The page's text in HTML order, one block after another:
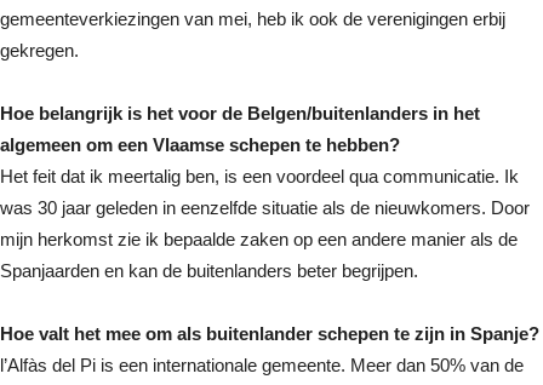
gemeenteverkiezingen van mei, heb ik ook de verenigingen erbij
gekregen.
Hoe belangrijk is het voor de Belgen/buitenlanders in het
algemeen om een Vlaamse schepen te hebben?
Het feit dat ik meertalig ben, is een voordeel qua communicatie. Ik
was 30 jaar geleden in eenzelfde situatie als de nieuwkomers. Door
mijn herkomst zie ik bepaalde zaken op een andere manier als de
Spanjaarden en kan de buitenlanders beter begrijpen.
Hoe valt het mee om als buitenlander schepen te zijn in Spanje?
l’Alfàs del Pi is een internationale gemeente. Meer dan 50% van de